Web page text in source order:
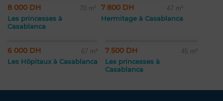
8 000 DH 70 m²
Les princesses à
Casablanca
7 800 DH 47 m²
Hermitage à Casablanca
6 000 DH 67 m²
Les Hôpitaux à Casablanca
7 500 DH 45 m²
Les princesses à
Casablanca